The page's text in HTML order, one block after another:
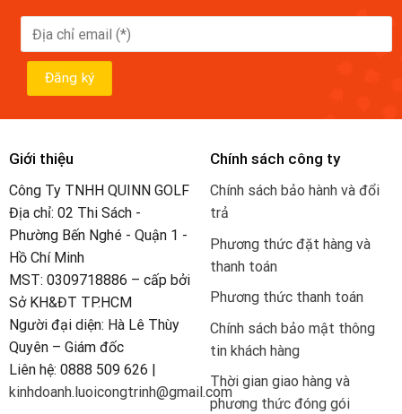
Giới thiệu
Công Ty TNHH QUINN GOLF
Địa chỉ: 02 Thi Sách -
Phường Bến Nghé - Quận 1 -
Hồ Chí Minh
MST: 0309718886 – cấp bởi
Sở KH&ĐT TP.HCM
Người đại diện: Hà Lê Thùy
Quyên – Giám đốc
Liên hệ: 0888 509 626 |
kinhdoanh.luoicongtrinh@gmail.com
Chính sách công ty
Chính sách bảo hành và đổi
trả
Phương thức đặt hàng và
thanh toán
Phương thức thanh toán
Chính sách bảo mật thông
tin khách hàng
Thời gian giao hàng và
phương thức đóng gói